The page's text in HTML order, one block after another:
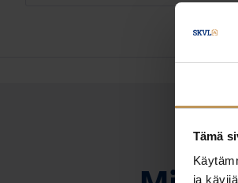
Tämä
ja